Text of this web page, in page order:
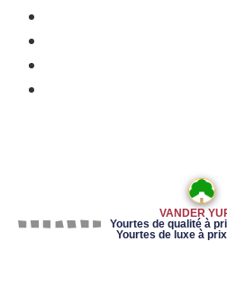
VANDER
Yourtes de qualité à
Yourtes de luxe à